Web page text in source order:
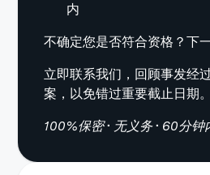
内
不确定您是否符合资格？下
立即联系我们，回顾事发经
案，以免错过重要截止日期。
100%保密• 无义务• 60分钟